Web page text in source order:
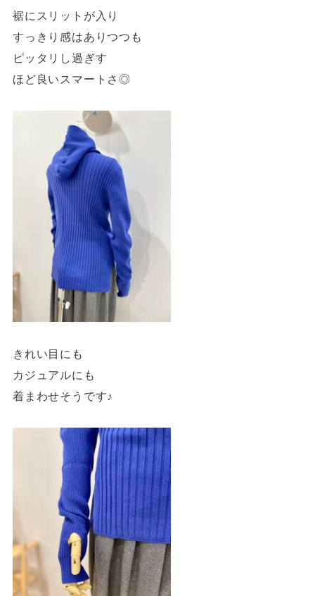
裾にスリットが入り
すっきり感はありつつも
ピッタリし過ぎす
ほど良いスマートさ◎
きれい目にも
カジュアルにも
着まわせそうです♪